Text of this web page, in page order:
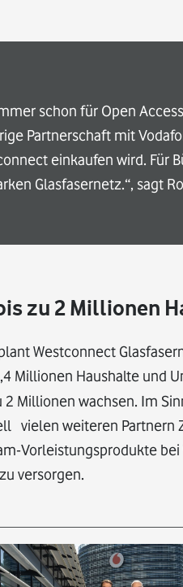
schon für Open
Partnerschaft mit
einkaufen wird.
Glasfasernetz.“, sagt
zu 2 Millionen
Westconnect
Millionen Haushalte und
2 Millionen wachsen. Im
vielen weiteren Partnern
Vorleistungsprodukte
versorgen.